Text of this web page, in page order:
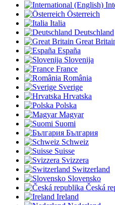
Österreich
Italia
Deutschland
Great
España
Slovenija
France
România
Sverige
Hrvatska
Polska
Magyar
Suomi
България
Schweiz
Suisse
Svizzera
Switzerland
Slovensko
Česká
Ireland